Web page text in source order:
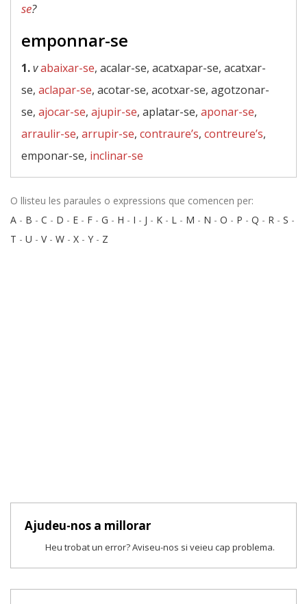
se?
emponnar-se
1.vabaixar-se, acalar-se, acatxapar-se, acatxar-
se, aclapar-se, acotar-se, acotxar-se, agotzonar-
se, ajocar-se, ajupir-se, aplatar-se, aponar-se,
arraulir-se, arrupir-se, contraure’s, contreure’s,
emponar-se, inclinar-se
O llisteu les paraules o expressions que comencen per:
A - B - C - D - E - F - G - H - I - J - K - L - M - N - O - P - Q - R - S -
T - U - V- W - X - Y - Z
Ajudeu-nos a millorar
Heu trobat un error? Aviseu-nos si veieu cap problema.